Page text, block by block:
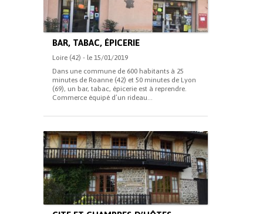
BAR, TABAC, ÉPICERIE
Loire (42) - le 15/01/2019
Dans une commune de 600 habitants à 25
minutes de Roanne (42) et 50 minutes de Lyon
(69), un bar, tabac, épicerie est à reprendre.
Commerce équipé d’un rideau...